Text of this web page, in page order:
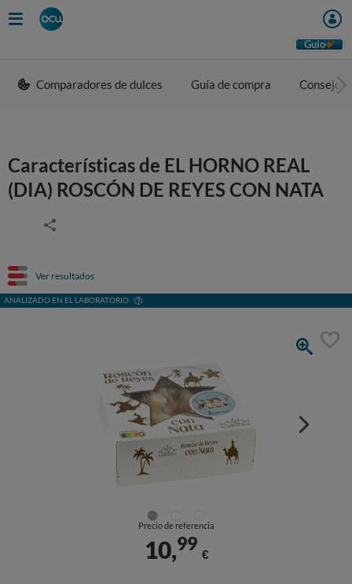
Guio
Comparadores de dulces Guía de compra Consejos
Características de EL HORNO REAL
(DIA) ROSCÓN DE REYES CON NATA
Ver resultados
ANALIZADO EN EL LABORATORIO
Precio de referencia
10,99
€